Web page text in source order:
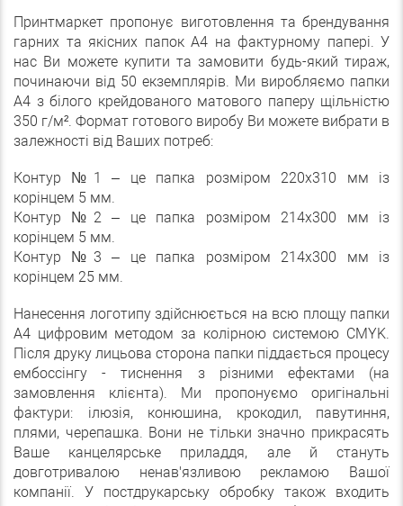
Принтмаркет пропонує виготовлення та брендування
гарних та якісних папок А4 на фактурному папері. У
нас Ви можете купити та замовити будь-який тираж,
починаючи від 50 екземплярів. Ми виробляємо папки
А4 з білого крейдованого матового паперу щільністю
350 г/м². Формат готового виробу Ви можете вибрати в
залежності від Ваших потреб:
Контур №1 – це папка розміром 220х310 мм із
корінцем 5 мм.
Контур №2 – це папка розміром 214х300 мм із
корінцем 5 мм.
Контур №3 – це папка розміром 214х300 мм із
корінцем 25 мм.
Нанесення логотипу здійснюється на всю площу папки
А4 цифровим методом за колірною системою CMYK.
Після друку лицьова сторона папки піддається процесу
ембоссінгу - тиснення з різними ефектами (на
замовлення клієнта). Ми пропонуємо оригінальні
фактури: ілюзія, конюшина, крокодил, павутиння,
плями, черепашка. Вони не тільки значно прикрасять
Ваше канцелярське приладдя, але й стануть
довготривалою ненав'язливою рекламою Вашої
компанії. У постдрукарську обробку також входить